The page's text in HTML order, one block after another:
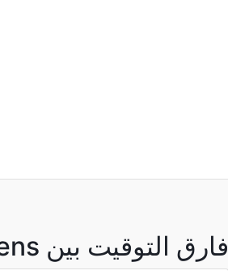
فارق التوقيت بين Queens والمناطق الأخرى